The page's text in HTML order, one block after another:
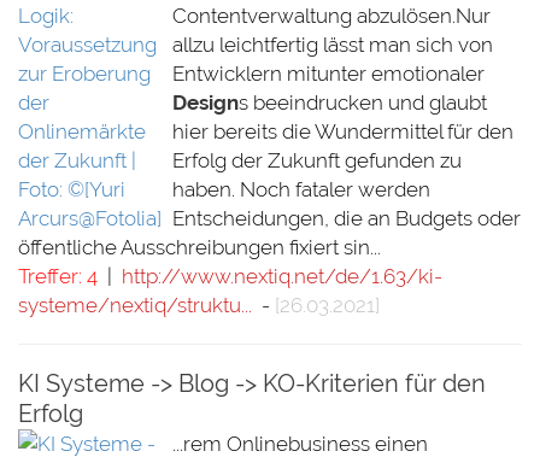
Contentverwaltung abzulösen.Nur
allzu leichtfertig lässt man sich von
Entwicklern mitunter emotionaler
Designs beeindrucken und glaubt
hier bereits die Wundermittel für den
Erfolg der Zukunft gefunden zu
haben. Noch fataler werden
Entscheidungen, die an Budgets oder
öffentliche Ausschreibungen fixiert sin...
Treffer: 4
http://www.nextiq.net/de/1.63/ki-
systeme/nextiq/struktu... - [26.03.2021]
KI Systeme -> Blog -> KO-Kriterien für den
Erfolg
...rem Onlinebusiness einen